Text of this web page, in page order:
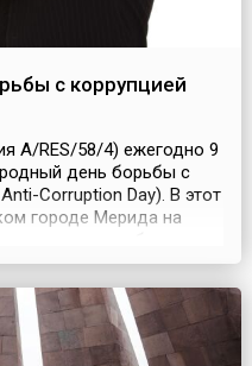
с коррупцией
A/RES/58/4) ежегодно 9
день борьбы с
Corruption Day). В этот
городе Мерида на
ООН против
в декабре 2005
его государ...